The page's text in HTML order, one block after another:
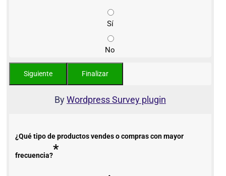
Sí
No
ByWordpress Survey plugin
¿Qué tipo de productos vendes o compras con mayor
frecuencia?*